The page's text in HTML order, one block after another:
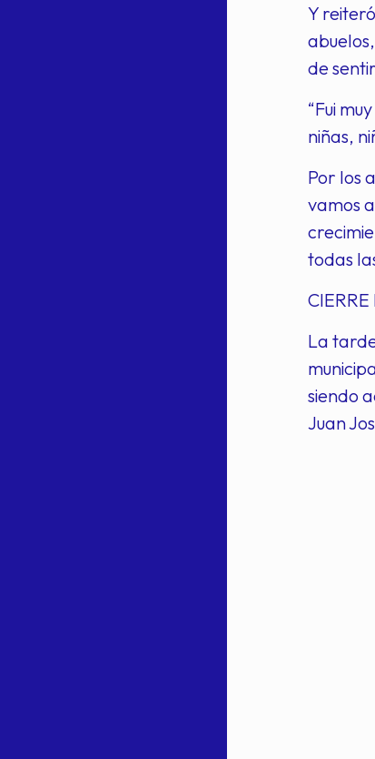
Y
de
“Fui
niñas,
Por los
vamos
todas
La
siendo
Juan